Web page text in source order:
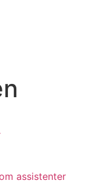
assistenter